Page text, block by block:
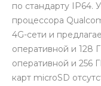
по стандарту IP64.
процессора
4G-сети и
оперативной и 128
оперативной и 256
карт microSD